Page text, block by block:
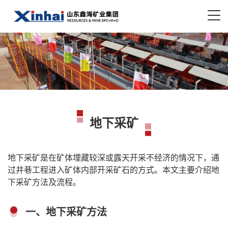
地下采矿
地下采矿是在矿体埋藏较深或露天开采不经济的情况下，通
过井巷工程进入矿体内部开采矿石的方式。本文主要介绍地
下采矿方法及流程。
一、地下采矿方法